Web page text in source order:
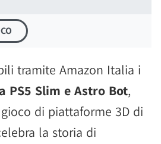
tramite Amazon Italia i
PS5 Slim e Astro Bot,
di piattaforme 3D di
la storia di